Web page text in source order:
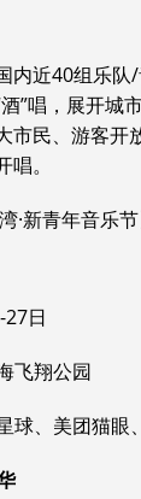
内近40组乐队
”唱，展开城
市民、游客开
。
·新青年音乐节
日
飞翔公园
球、美团猫眼